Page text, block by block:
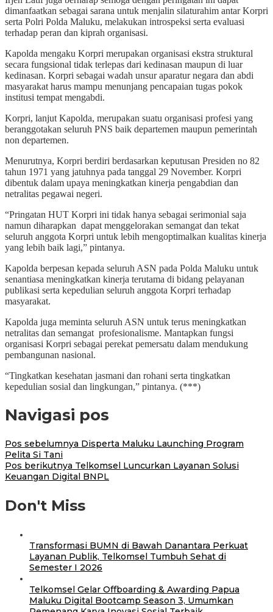
dimanfaatkan sebagai sarana untuk menjalin silaturahim antar Korpri
serta Polri Polda Maluku, melakukan introspeksi serta evaluasi
terhadap peran dan kiprah organisasi.
Kapolda mengaku Korpri merupakan organisasi ekstra struktural
secara fungsional tidak terlepas dari kedinasan maupun di luar
kedinasan. Korpri sebagai wadah unsur aparatur negara dan abdi
masyarakat harus mampu menunjang pencapaian tugas pokok
institusi tempat mengabdi.
Korpri, lanjut Kapolda, merupakan suatu organisasi profesi yang
beranggotakan seluruh PNS baik departemen maupun pemerintah
non departemen.
Menurutnya, Korpri berdiri berdasarkan keputusan Presiden no 82
tahun 1971 yang jatuhnya pada tanggal 29 November. Korpri
dibentuk dalam upaya meningkatkan kinerja pengabdian dan
netralitas pegawai negeri.
“Pringatan HUT Korpri ini tidak hanya sebagai serimonial saja
namun diharapkan dapat menggelorakan semangat dan tekat
seluruh anggota Korpri untuk lebih mengoptimalkan kualitas kinerja
yang lebih baik lagi,” pintanya.
Kapolda berpesan kepada seluruh ASN pada Polda Maluku untuk
senantiasa meningkatkan kinerja terutama di bidang pelayanan
publikasi serta kepedulian seluruh anggota Korpri terhadap
masyarakat.
Kapolda juga meminta seluruh ASN untuk terus meningkatkan
netralitas dan semangat profesionalisme. Mantapkan fungsi
organisasi Korpri sebagai perekat pemersatu dalam mendukung
pembangunan nasional.
“Tingkatkan kesehatan jasmani dan rohani serta tingkatkan
kepedulian sosial dan lingkungan,” pintanya. (***)
Navigasi pos
Pos sebelumnya Disperta Maluku Launching Program
Pelita Si Tani
Pos berikutnya Telkomsel Luncurkan Layanan Solusi
Keuangan Digital BNPL
Don't Miss
Transformasi BUMN di Bawah Danantara Perkuat
Layanan Publik, Telkomsel Tumbuh Sehat di
Semester I 2026
Telkomsel Gelar Offboarding & Awarding Papua
Maluku Digital Bootcamp Season 3, Umumkan